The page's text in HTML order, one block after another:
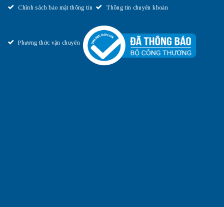
Chính sách bảo mật thông tin Thông tin chuyển khoản
Phương thức vận chuyển